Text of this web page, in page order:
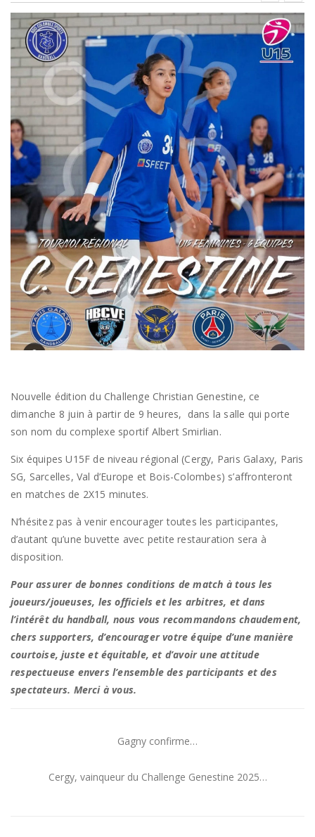
Nouvelle édition du Challenge Christian Genestine, ce
dimanche 8 juin à partir de 9 heures, dans la salle qui porte
son nom du complexe sportif Albert Smirlian.
Six équipes U15F de niveau régional (Cergy, Paris Galaxy, Paris
SG, Sarcelles, Val d’Europe et Bois-Colombes) s’affronteront
en matches de 2X15 minutes.
N’hésitez pas à venir encourager toutes les participantes,
d’autant qu’une buvette avec petite restauration sera à
disposition.
Pour assurer de bonnes conditions de match à tous les
joueurs/joueuses, les officiels et les arbitres, et dans
l’intérêt du handball, nous vous recommandons chaudement,
chers supporters, d’encourager votre équipe d’une manière
courtoise, juste et équitable, et d’avoir une attitude
respectueuse envers l’ensemble des participants et des
spectateurs. Merci à vous.
Gagny confirme…
Cergy, vainqueur du Challenge Genestine 2025…